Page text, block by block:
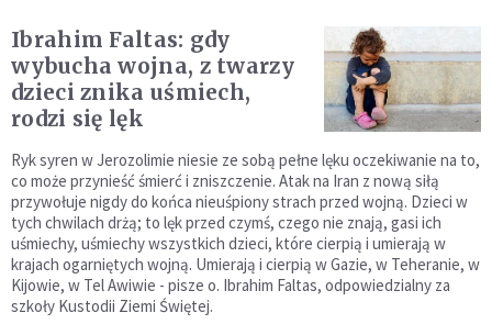
Ibrahim Faltas: gdy
wybucha wojna, z twarzy
dzieci znika uśmiech,
rodzi się lęk
Ryk syren w Jerozolimie niesie ze sobą pełne lęku oczekiwanie na to,
co może przynieść śmierć i zniszczenie. Atak na Iran z nową siłą
przywołuje nigdy do końca nieuśpiony strach przed wojną. Dzieci w
tych chwilach drżą; to lęk przed czymś, czego nie znają, gasi ich
uśmiechy, uśmiechy wszystkich dzieci, które cierpią i umierają w
krajach ogarniętych wojną. Umierają i cierpią w Gazie, w Teheranie, w
Kijowie, w Tel Awiwie - pisze o. Ibrahim Faltas, odpowiedzialny za
szkoły Kustodii Ziemi Świętej.